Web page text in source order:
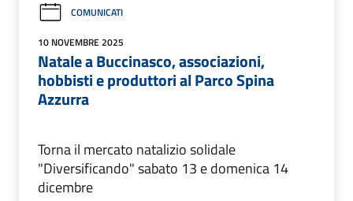
COMUNICATI
10 NOVEMBRE 2025
Natale a Buccinasco, associazioni,
hobbisti e produttori al Parco Spina
Azzurra
Torna il mercato natalizio solidale
"Diversificando" sabato 13 e domenica 14
dicembre